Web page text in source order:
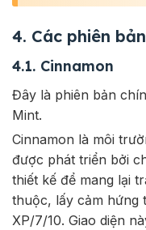
4. Các phiên
4.1. Cinnamon
Đây là phiên bản
Mint.
Cinnamon là môi
được phát triển bởi
thiết kế để mang lại
thuộc, lấy cảm hứng
XP/7/10. Giao diện